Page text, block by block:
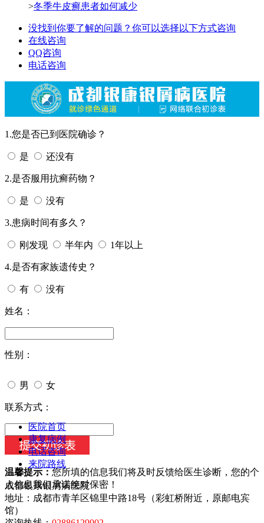
>冬季牛皮癣患者如何减少
没找到你要了解的问题？你可以选择以下方式咨询
在线咨询
QQ咨询
电话咨询
1.您是否已到医院确诊？
是 还没有
2.是否服用抗癣药物？
是 没有
3.患病时间有多久？
刚发现 半年内 1年以上
4.是否有家族遗传史？
有 没有
姓名：
性别：
男 女
今天日期：
联系方式：
温馨提示： 您所填的信息我们将及时反馈给医生诊断，您的个
人信息我们承诺绝对保密！
医院首页
康复病例
电话咨询
来院路线
成都银康银屑病医院
地址：成都市青羊区锦里中路18号（彩虹桥附近，原邮电宾
馆）